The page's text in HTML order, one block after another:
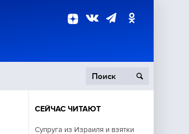
СЕЙЧАС ЧИТАЮТ
Супруга из Израиля и взятки